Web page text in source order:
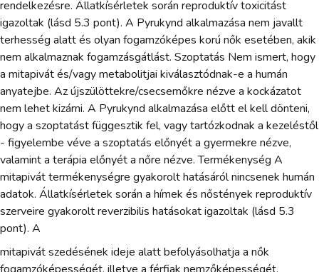
rendelkezésre. Állatkísérletek során reproduktív toxicitást
igazoltak (lásd 5.3 pont). A Pyrukynd alkalmazása nem javallt
terhesség alatt és olyan fogamzóképes korú nők esetében, akik
nem alkalmaznak fogamzásgátlást. Szoptatás Nem ismert, hogy
a mitapivát és/vagy metabolitjai kiválasztódnak-e a humán
anyatejbe. Az újszülöttekre/csecsemőkre nézve a kockázatot
nem lehet kizárni. A Pyrukynd alkalmazása előtt el kell dönteni,
hogy a szoptatást függesztik fel, vagy tartózkodnak a kezeléstől
- figyelembe véve a szoptatás előnyét a gyermekre nézve,
valamint a terápia előnyét a nőre nézve. Termékenység A
mitapivát termékenységre gyakorolt hatásáról nincsenek humán
adatok. Állatkísérletek során a hímek és nőstények reproduktív
szerveire gyakorolt reverzibilis hatásokat igazoltak (lásd 5.3
pont). A
mitapivát szedésének ideje alatt befolyásolhatja a nők